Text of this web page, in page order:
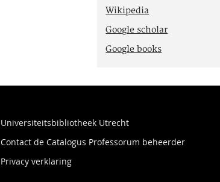
Wikipedia
Google scholar
Google books
Universiteitsbibliotheek Utrecht
Contact de Catalogus Professorum beheerder
Privacy verklaring